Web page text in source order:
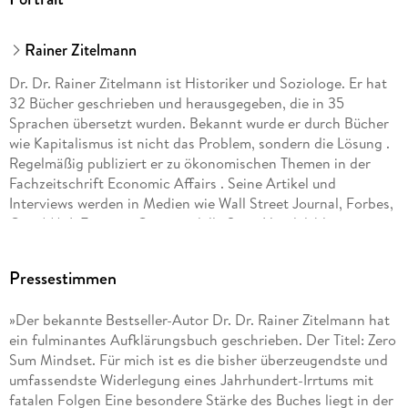
"Das Nullsummendenken ist nicht nur ein ökonomischer
Protektionismus und Umverteilungspolitik. Studierende
es falsch liegt, werden die Welt klarer sehen als die meisten
ihrer Altersgenossen, und in der Lage sein, sie tatsächlich zu
produktiv zu gestalten."
Wolf von Laer, PhD, CEO von Students For Liberty, der
weltweit größten libertären Studentenorganisation
Macht, Status und Handel unser Denken in modernen
Gesellschaften weiterhin verzerren. Dieses scharfsinnige
Nullsummenüberzeugungen zu einem überzeugenden
Plädoyer für Win-win-Kooperation und freie Märkte."
Prof. Alberto Mingardi, PhD, Istituto Bruno Leoni, Mailand
Rainer Zitelmann
Dr. Dr. Rainer Zitelmann ist Historiker und Soziologe. Er hat
32 Bücher geschrieben und herausgegeben, die in 35
Sprachen übersetzt wurden. Bekannt wurde er durch Bücher
wie Kapitalismus ist nicht das Problem, sondern die Lösung .
Regelmäßig publiziert er zu ökonomischen Themen in der
Fachzeitschrift Economic Affairs . Seine Artikel und
Interviews werden in Medien wie Wall Street Journal, Forbes,
City AM, L Express, Corriere della Sera, Handelsblatt,
des Jahres.
Pressestimmen
»Der bekannte Bestseller-Autor Dr. Dr. Rainer Zitelmann hat
ein fulminantes Aufklärungsbuch geschrieben. Der Titel: Zero
Sum Mindset. Für mich ist es die bisher überzeugendste und
umfassendste Widerlegung eines Jahrhundert-Irrtums mit
fatalen Folgen Eine besondere Stärke des Buches liegt in der